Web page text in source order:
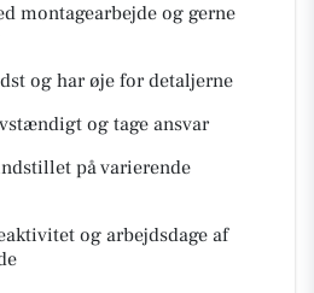
montagearbejde og gerne
og har øje for detaljerne
og tage ansvar
på varierende
og arbejdsdage af